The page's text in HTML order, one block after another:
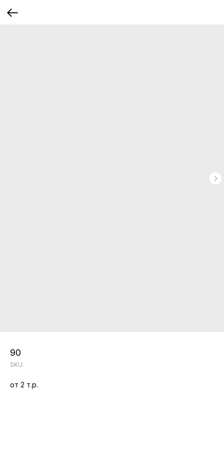
90
SKU:
от 2 т.р.